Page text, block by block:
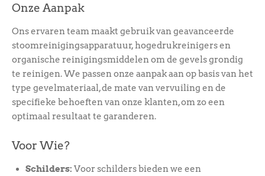
Onze Aanpak
Ons ervaren team maakt gebruik van geavanceerde
stoomreinigingsapparatuur, hogedrukreinigers en
organische reinigingsmiddelen om de gevels grondig
te reinigen. We passen onze aanpak aan op basis van het
type gevelmateriaal, de mate van vervuiling en de
specifieke behoeften van onze klanten, om zo een
optimaal resultaat te garanderen.
Voor Wie?
Schilders: Voor schilders bieden we een